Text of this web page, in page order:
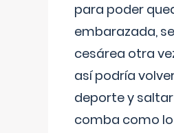
para poder
embarazada,
cesárea otra
así podría
deporte y
comba como